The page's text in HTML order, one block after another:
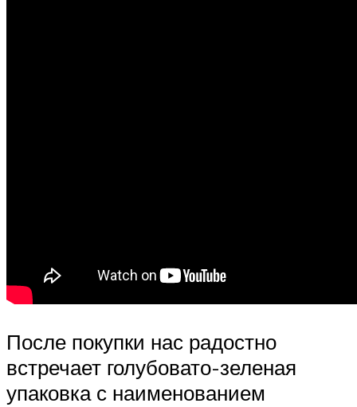
После покупки нас радостно
встречает голубовато-зеленая
упаковка с наименованием